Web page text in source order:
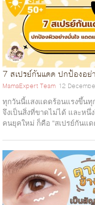
7 สเปรย์กันแดด ปกป้องอย่
MamaExpert Team 12
ทุกวันนี้แสงแดดร้อนแรงขึ้นทุ
จึงเป็นสิ่งที่ขาดไม่ได้ และห
คนยุคใหม่ ก็คือ “สเปรย์กันแ